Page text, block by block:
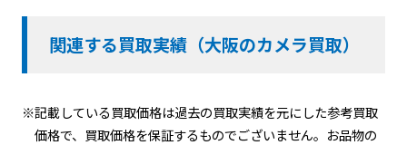
関連する買取実績（大阪のカメラ買取）
※記載している買取価格は過去の買取実績を元にした参考買取
価格で、買取価格を保証するものでございません。お品物の